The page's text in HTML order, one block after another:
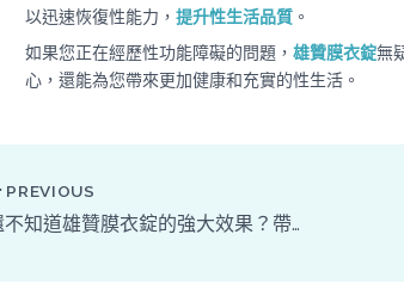
以迅速恢復性能力， 提升性生活品質 。
如果您正在經歷性功能障礙的問題， 雄贊膜衣錠無
心，還能為您帶來更加健康和充實的性生活。
PREVIOUS
還不知道雄贊膜衣錠的強大效果？帶你深入瞭解！